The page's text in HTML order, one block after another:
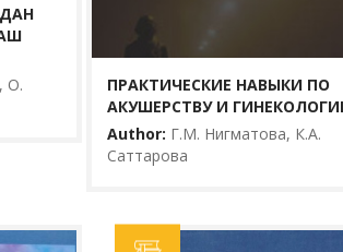
О.
ПРАКТИЧЕСКИЕ НАВЫКИ ПО
АКУШЕРСТВУ И
Author: Г.М. Нигматова, К.А.
Саттарова
позволяет быстро и
BATAFSIL...